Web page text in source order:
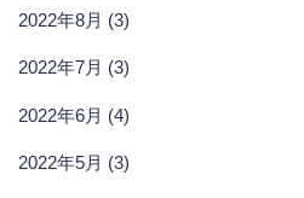
2022年8月 (3)
2022年7月 (3)
2022年6月 (4)
2022年5月 (3)